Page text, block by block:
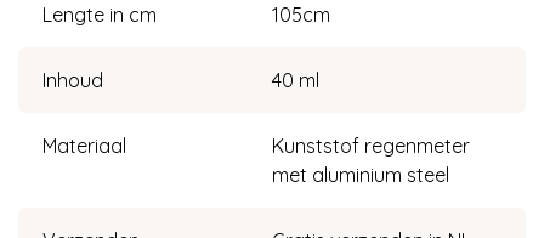
Lengte in cm 105cm
Inhoud 40 ml
Materiaal
Kunststof regenmeter
met aluminium steel